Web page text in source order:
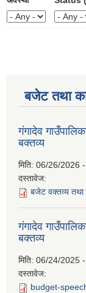
बजेट तथा
गंगादेव
बक्तव्य
मिति: 06/26/2026
दस्तावेज:
बजेट वक्तव्य
गंगादेव
बक्तव्य
मिति: 06/24/2025
दस्तावेज:
budget-